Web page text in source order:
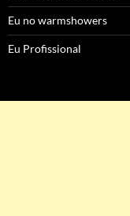
Eu no warmshowers
Eu Profissional